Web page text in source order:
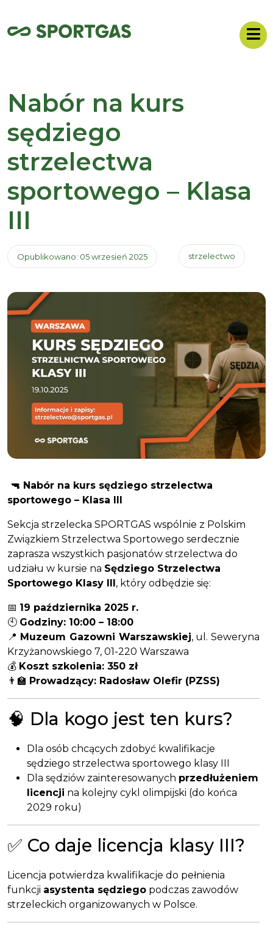
Nabór na kurs
sędziego
strzelectwa
sportowego – Klasa
III
Opublikowano: 05 wrzesień 2025 strzelectwo
🔫 Nabór na kurs sędziego strzelectwa
sportowego – Klasa III
Sekcja strzelecka SPORTGAS wspólnie z Polskim
Związkiem Strzelectwa Sportowego serdecznie
zaprasza wszystkich pasjonatów strzelectwa do
udziału w kursie na Sędziego Strzelectwa
Sportowego Klasy III , który odbędzie się:
📅 19 października 2025 r.
🕙 Godziny: 10:00 – 18:00
📍 Muzeum Gazowni Warszawskiej, ul. Seweryna
Krzyżanowskiego 7, 01-220 Warszawa
💰 Koszt szkolenia: 350 zł
👨‍🏫 Prowadzący: Radosław Olefir (PZSS)
🧠 Dla kogo jest ten kurs?
Dla osób chcących zdobyć kwalifikacje
sędziego strzelectwa sportowego klasy III
Dla sędziów zainteresowanych przedłużeniem
licencji na kolejny cykl olimpijski (do końca
2029 roku)
✅ Co daje licencja klasy III?
Licencja potwierdza kwalifikacje do pełnienia
funkcji asystenta sędziego podczas zawodów
strzeleckich organizowanych w Polsce.